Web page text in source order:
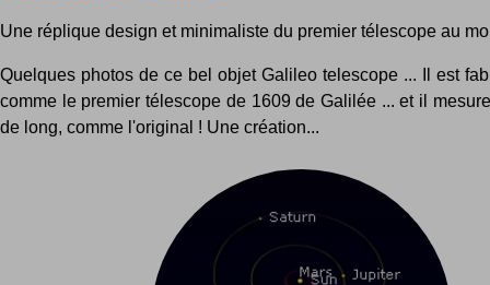
Une réplique design et minimaliste du premier télescope au
Quelques photos de ce bel objet Galileo telescope ... Il est
comme le premier télescope de 1609 de Galilée ... et il
de long, comme l'original ! Une création...